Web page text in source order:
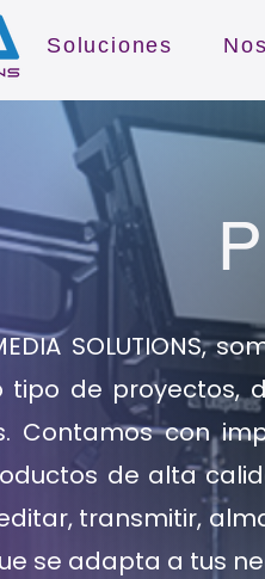
Soluciones
de proyectos,
Contamos con
de alta
transmitir,
se adapta a tus